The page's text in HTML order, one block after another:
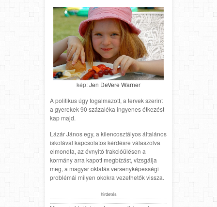
kép:Jen DeVere Warner
A politikus úgy fogalmazott, a tervek szerint
a gyerekek 90 százaléka ingyenes étkezést
kap majd.
Lázár János egy, a kilencosztályos általános
iskolával kapcsolatos kérdésre válaszolva
elmondta, az évnyitó frakcióülésen a
kormány arra kapott megbízást, vizsgálja
meg, a magyar oktatás versenyképességi
problémái milyen okokra vezethetők vissza.
hirdetés